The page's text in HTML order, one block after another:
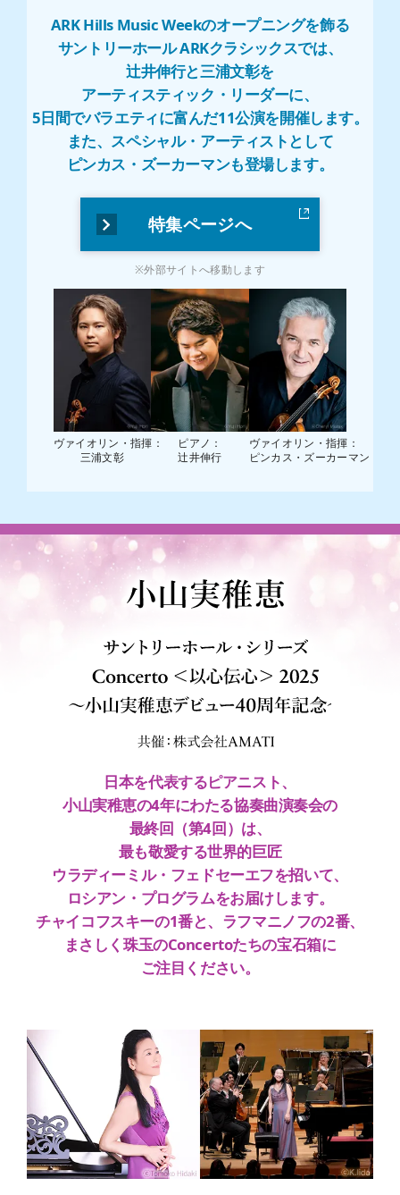
ARK Hills Music Weekのオープニングを飾る
サントリーホール ARKクラシックスでは、
辻󠄀井伸行と三浦文彰を
アーティスティック・リーダーに、
5日間でバラエティに富んだ11公演を開催します。
また、スペシャル・アーティストとして
ピンカス・ズーカーマンも登場します。
特集ページへ
※外部サイトへ移動します
ヴァイオリン・指揮：
三浦文彰
ピアノ：
辻󠄀井伸行
ヴァイオリン・指揮：
ピンカス・ズーカーマン
日本を代表するピアニスト、
小山実稚恵の4年にわたる協奏曲演奏会の
最終回（第4回）は、
最も敬愛する世界的巨匠
ウラディーミル・フェドセーエフを招いて、
ロシアン・プログラムをお届けします。
チャイコフスキーの1番と、ラフマニノフの2番、
まさしく珠玉のConcertoたちの宝石箱に
ご注目ください。